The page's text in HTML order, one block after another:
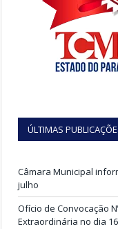
ÚLTIMAS
Câmara Municipal
julho
Ofício de Convocação
Extraordinária no dia